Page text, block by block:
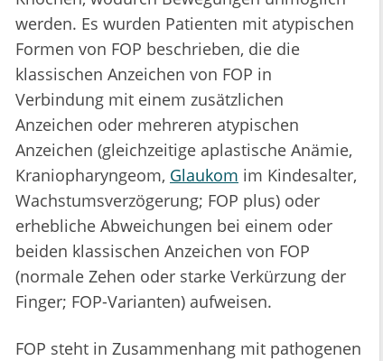
werden. Es wurden Patienten mit atypischen
Formen von FOP beschrieben, die die
klassischen Anzeichen von FOP in
Verbindung mit einem zusätzlichen
Anzeichen oder mehreren atypischen
Anzeichen (gleichzeitige aplastische Anämie,
Kraniopharyngeom, Glaukom im Kindesalter,
Wachstumsverzögerung; FOP plus) oder
erhebliche Abweichungen bei einem oder
beiden klassischen Anzeichen von FOP
(normale Zehen oder starke Verkürzung der
Finger; FOP-Varianten) aufweisen.
FOP steht in Zusammenhang mit pathogenen